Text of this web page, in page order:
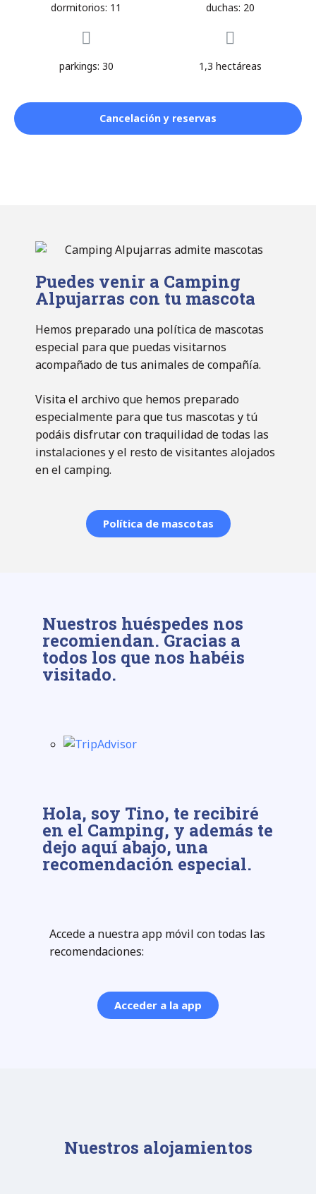
dormitorios: 11 duchas: 20
parkings: 30 1,3 hectáreas
Cancelación y reservas
Puedes venir a Camping
Alpujarras con tu mascota
Hemos preparado una política de mascotas
especial para que puedas visitarnos
acompañado de tus animales de compañía.
Visita el archivo que hemos preparado
especialmente para que tus mascotas y tú
podáis disfrutar con traquilidad de todas las
instalaciones y el resto de visitantes alojados
en el camping.
Política de mascotas
Nuestros huéspedes nos
recomiendan. Gracias a
todos los que nos habéis
visitado.
Hola, soy Tino, te recibiré
en el Camping, y además te
dejo aquí abajo, una
recomendación especial.
Accede a nuestra app móvil con todas las
recomendaciones:
Acceder a la app
Nuestros alojamientos